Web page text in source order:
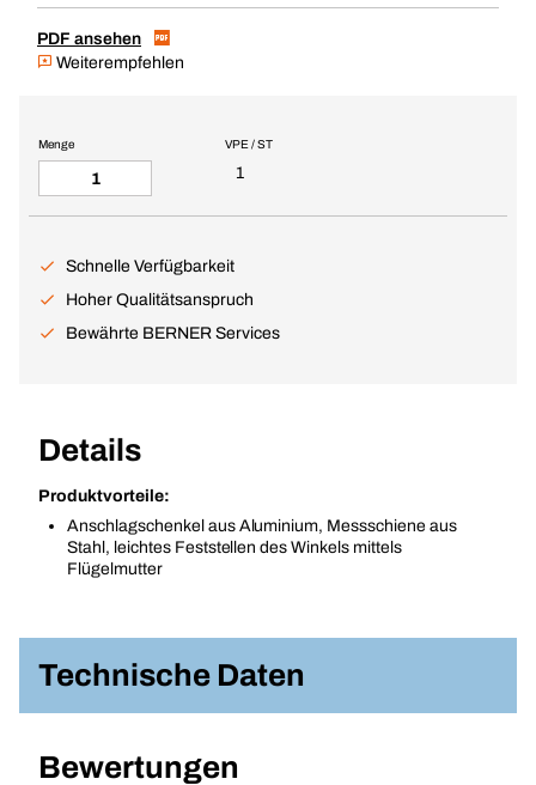
PDF ansehen
Weiterempfehlen
VPE / ST
1
Menge
Schnelle Verfügbarkeit
Hoher Qualitätsanspruch
Bewährte BERNER Services
Details
Produktvorteile:
Anschlagschenkel aus Aluminium, Messschiene aus
Stahl, leichtes Feststellen des Winkels mittels
Flügelmutter
Technische Daten
Bewertungen